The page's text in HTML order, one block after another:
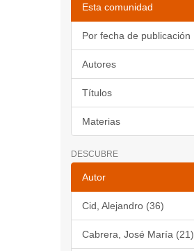
Esta comunidad
Por fecha de publicación
Autores
Títulos
Materias
DESCUBRE
Autor
Cid, Alejandro (36)
Cabrera, José María (21)